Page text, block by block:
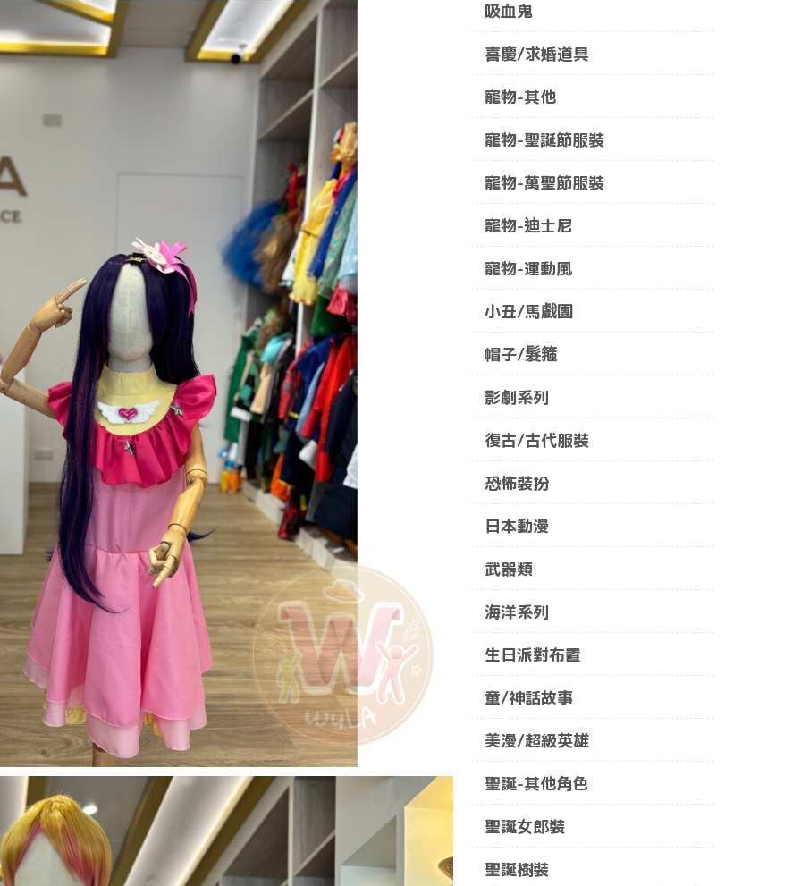
吸血鬼
喜慶/求婚道具
寵物-其他
寵物-聖誕節服裝
寵物-萬聖節服裝
寵物-迪士尼
寵物-運動風
小丑/馬戲團
帽子/髮箍
影劇系列
復古/古代服裝
恐怖裝扮
日本動漫
武器類
海洋系列
生日派對布置
童/神話故事
美漫/超級英雄
聖誕-其他角色
聖誕女郎裝
聖誕樹裝